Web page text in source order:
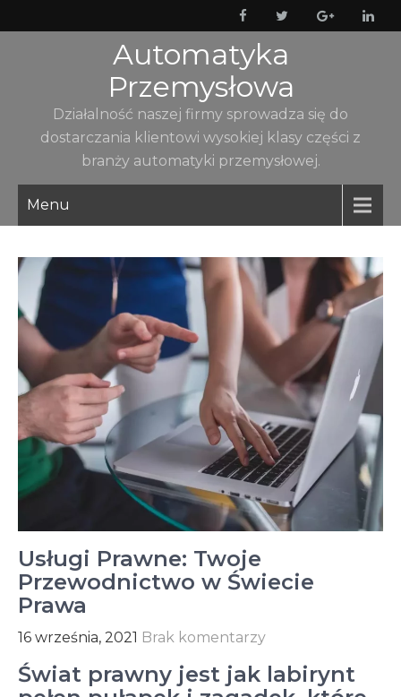
to
Automatyka
Przemysłowa
Działalność naszej firmy sprowadza się do
dostarczania klientowi wysokiej klasy części z
branży automatyki przemysłowej.
Menu
Usługi Prawne: Twoje
Przewodnictwo w Świecie
Prawa
16 września, 2021 Brak komentarzy
Świat prawny jest jak labirynt